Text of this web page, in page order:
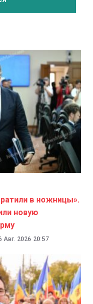
в ножницы».
новую
Авг. 2026 20:57